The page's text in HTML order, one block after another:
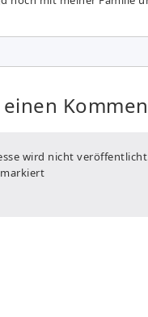
wird nicht
markiert